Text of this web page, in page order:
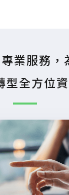
業服務，
型全方位